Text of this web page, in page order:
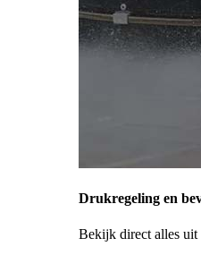
Drukregeling en
Bekijk direct alles uit